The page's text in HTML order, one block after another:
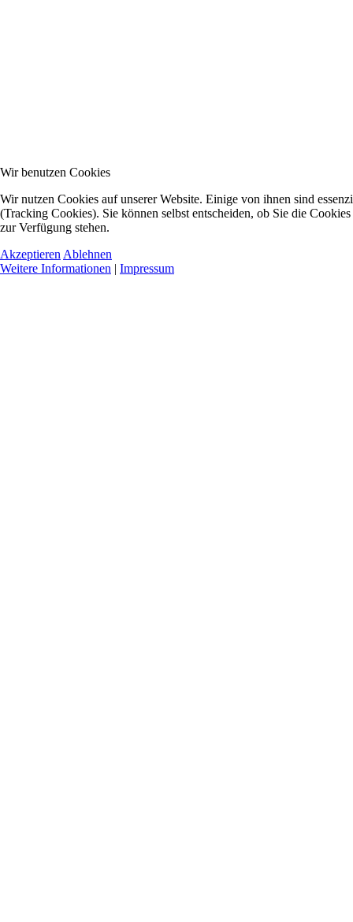
Wir benutzen Cookies
Wir nutzen Cookies auf unserer Website. Einige von ihnen sind
(Tracking Cookies). Sie können selbst entscheiden, ob Sie die
zur Verfügung stehen.
Akzeptieren Ablehnen
Weitere Informationen | Impressum